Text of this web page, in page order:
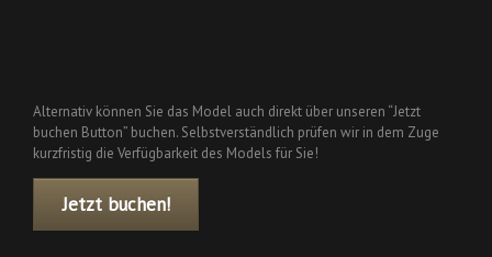
Alternativ können Sie das Model auch direkt über unseren “Jetzt
buchen Button” buchen. Selbstverständlich prüfen wir in dem Zuge
kurzfristig die Verfügbarkeit des Models für Sie!
Jetzt buchen!